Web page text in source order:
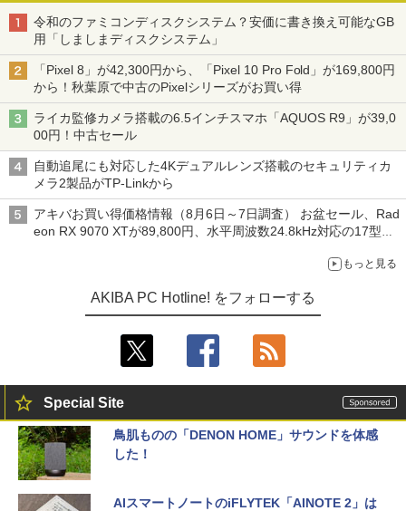
令和のファミコンディスクシステム？安価に書き換え可能なGB
用「しましまディスクシステム」
「Pixel 8」が42,300円から、「Pixel 10 Pro Fold」が169,800円
から！秋葉原で中古のPixelシリーズがお買い得
ライカ監修カメラ搭載の6.5インチスマホ「AQUOS R9」が39,0
00円！中古セール
自動追尾にも対応した4Kデュアルレンズ搭載のセキュリティカ
メラ2製品がTP-Linkから
アキバお買い得価格情報（8月6日～7日調査） お盆セール、Rad
eon RX 9070 XTが89,800円、水平周波数24.8kHz対応の17型モ
もっと見る
AKIBA PC Hotline! をフォローする
Special Site
鳥肌ものの「DENON HOME」サウンドを体感
した！
AIスマートノートのiFLYTEK「AINOTE 2」は